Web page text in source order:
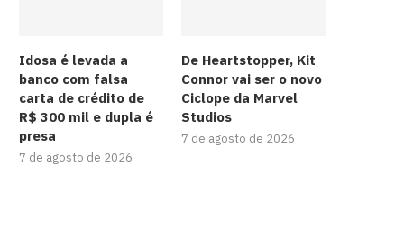
Idosa é levada a
banco com falsa
carta de crédito de
R$ 300 mil e dupla é
presa
7 de agosto de 2026
De Heartstopper, Kit
Connor vai ser o novo
Ciclope da Marvel
Studios
7 de agosto de 2026